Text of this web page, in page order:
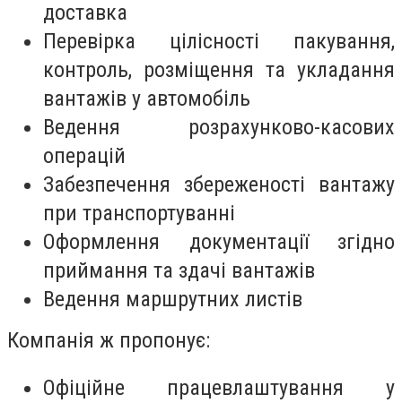
доставка
Перевірка цілісності пакування,
контроль, розміщення та укладання
вантажів у автомобіль
Ведення розрахунково-касових
операцій
Забезпечення збереженості вантажу
при транспортуванні
Оформлення документації згідно
приймання та здачі вантажів
Ведення маршрутних листів
Компанія ж пропонує:
Офіційне працевлаштування у